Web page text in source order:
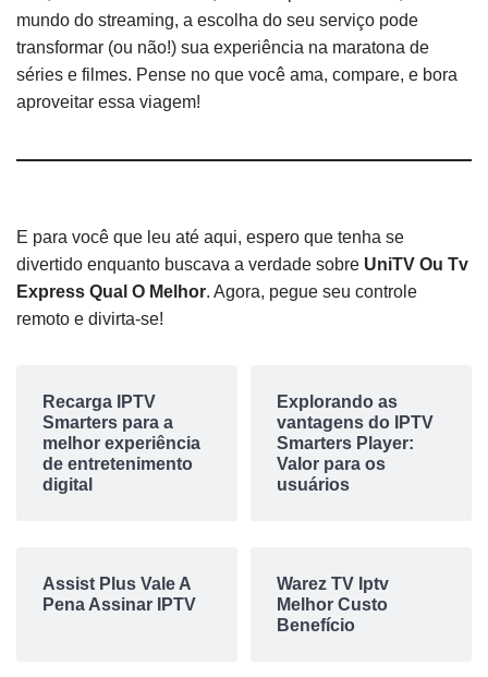
mundo do streaming, a escolha do seu serviço pode
transformar (ou não!) sua experiência na maratona de
séries e filmes. Pense no que você ama, compare, e bora
aproveitar essa viagem!
E para você que leu até aqui, espero que tenha se
divertido enquanto buscava a verdade sobre UniTV Ou Tv
Express Qual O Melhor. Agora, pegue seu controle
remoto e divirta-se!
Recarga IPTV
Smarters para a
melhor experiência
de entretenimento
digital
Explorando as
vantagens do IPTV
Smarters Player:
Valor para os
usuários
Assist Plus Vale A
Pena Assinar IPTV
Warez TV Iptv
Melhor Custo
Benefício